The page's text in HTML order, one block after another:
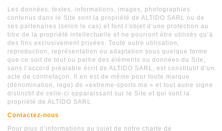
Les données, textes, informations, images, photographies
contenus dans le Site sont la propriété de ALTIDO SARL ou de
ses partenaires (selon le cas) et font l’objet d’une protection au
titre de la propriété intellectuelle et ne pourront être utilisés qu’à
des fins exclusivement privées. Toute autre utilisation,
reproduction, représentation ou adaptation sous quelque forme
que ce soit de tout ou partie des éléments ou données du Site,
sans l’accord préalable écrit de ALTIDO SARL, est constitutif d’un
acte de contrefaçon. Il en est de même pour toute marque
(dénomination, logo) de «extreme-sports.ma » et tout autre signe
distinctif de celle-ci apparaissant sur le Site et qui sont la
propriété de ALTIDO SARL
Contactez-nous
Pour plus d’informations au sujet de notre charte de